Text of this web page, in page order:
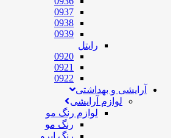
0937
0938
0939
رایتل
0920
0921
0922
آرایشی و بهداشتی
لوازم آرایشی
لوازم رنگ مو
رنگ مو